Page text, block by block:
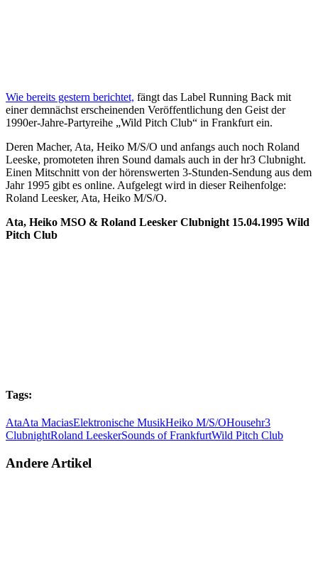
Wie bereits gestern berichtet, fängt das Label Running Back mit
einer demnächst erscheinenden Veröffentlichung den Geist der
1990er-Jahre-Partyreihe „Wild Pitch Club“ in Frankfurt ein.
Deren Macher, Ata, Heiko M/S/O und anfangs auch noch Roland
Leeske, promoteten ihren Sound damals auch in der hr3 Clubnight.
Einen Mitschnitt von der hörenswerten 3-Stunden-Sendung aus dem
Jahr 1995 gibt es online. Aufgelegt wird in dieser Reihenfolge:
Roland Leesker, Ata, Heiko M/S/O.
Ata, Heiko MSO & Roland Leesker Clubnight 15.04.1995 Wild
Pitch Club
Tags:
AtaAta MaciasElektronische MusikHeiko M/S/OHousehr3
ClubnightRoland LeeskerSounds of FrankfurtWild Pitch Club
Andere Artikel